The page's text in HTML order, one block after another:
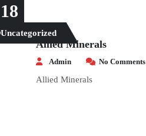
Uncategorized
18
März
Allied Minerals
Admin No Comments
Allied Minerals